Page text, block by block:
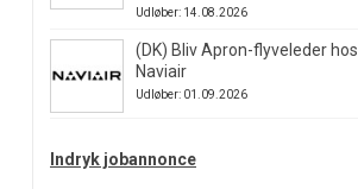
Udløber: 14.08.2026
(DK) Bliv Apron-flyveleder hos
Naviair
Udløber: 01.09.2026
Indryk jobannonce